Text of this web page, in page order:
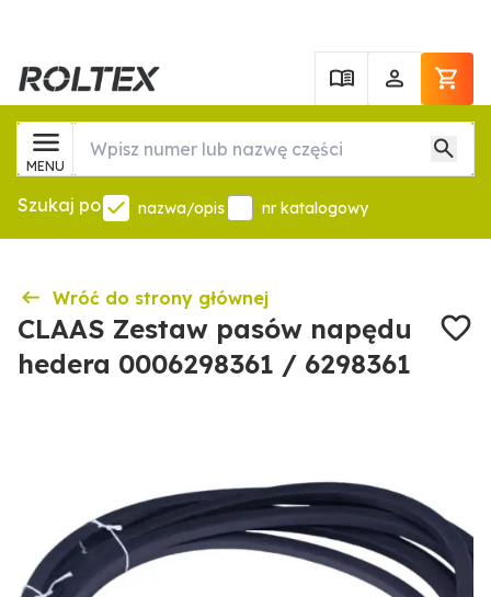
MENU
Szukaj po nazwa/opis nr katalogowy
Wróć do strony głównej
CLAAS Zestaw pasów napędu
hedera 0006298361 / 6298361